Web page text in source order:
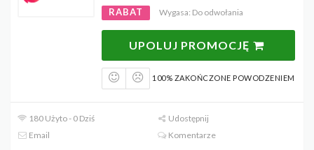
RABAT Wygasa: Do odwołania
UPOLUJ PROMOCJĘ
100% ZAKOŃCZONE POWODZENIEM
180 Użyto - 0 Dziś
Udostępnij
Email
Komentarze